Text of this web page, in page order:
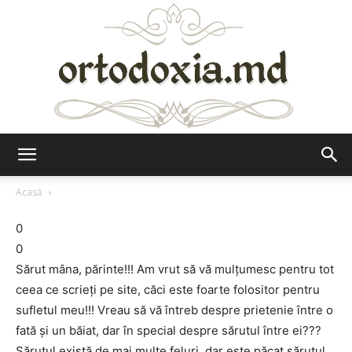
Acasă
0
0
Sărut mâna, părinte!!! Am vrut să vă mulțumesc pentru tot
ceea ce scrieți pe site, căci este foarte folositor pentru
sufletul meu!!! Vreau să vă întreb despre prietenie între o
fată și un băiat, dar în special despre sărutul între ei???